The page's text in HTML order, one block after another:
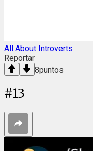
All About Introverts
Reportar
8puntos
#13